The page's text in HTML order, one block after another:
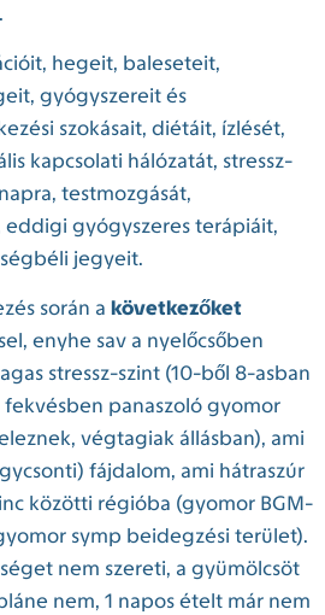
hegeit, baleseteit,
gyógyszereit és
szokásait, diétáit, ízlését,
kapcsolati hálózatát, stressz-
testmozgását,
gyógyszeres terápiáit,
jegyeit.
során a következőket
enyhe sav a nyelőcsőben
stressz-szint (10-ből 8-asban
fekvésben panaszoló gyomor
végtagiak állásban), ami
fájdalom, ami hátraszúr
közötti régióba (gyomor BGM-
symp beidegzési terület).
nem szereti, a gyümölcsöt
nem, 1 napos ételt már nem